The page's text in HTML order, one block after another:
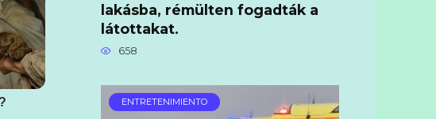
lakásba, rémülten fogadták a
látottakat.
658
ENTRETENIMIENTO